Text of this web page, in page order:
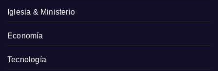
Iglesia & Ministerio
Economía
Tecnología